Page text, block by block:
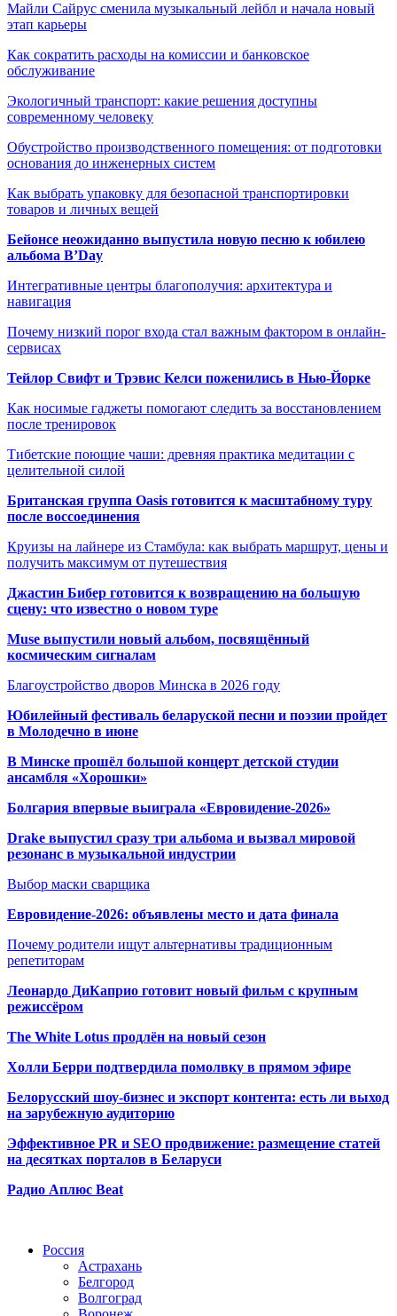
Майли Сайрус сменила музыкальный лейбл и начала новый
этап карьеры
Как сократить расходы на комиссии и банковское
обслуживание
Экологичный транспорт: какие решения доступны
современному человеку
Обустройство производственного помещения: от подготовки
основания до инженерных систем
Как выбрать упаковку для безопасной транспортировки
товаров и личных вещей
Бейонсе неожиданно выпустила новую песню к юбилею
альбома B’Day
Интегративные центры благополучия: архитектура и
навигация
Почему низкий порог входа стал важным фактором в онлайн-
сервисах
Тейлор Свифт и Трэвис Келси поженились в Нью-Йорке
Как носимые гаджеты помогают следить за восстановлением
после тренировок
Тибетские поющие чаши: древняя практика медитации с
целительной силой
Британская группа Oasis готовится к масштабному туру
после воссоединения
Круизы на лайнере из Стамбула: как выбрать маршрут, цены и
получить максимум от путешествия
Джастин Бибер готовится к возвращению на большую
сцену: что известно о новом туре
Muse выпустили новый альбом, посвящённый
космическим сигналам
Благоустройство дворов Минска в 2026 году
Юбилейный фестиваль беларуской песни и поэзии пройдет
в Молодечно в июне
В Минске прошёл большой концерт детской студии
ансамбля «Хорошки»
Болгария впервые выиграла «Евровидение-2026»
Drake выпустил сразу три альбома и вызвал мировой
резонанс в музыкальной индустрии
Выбор маски сварщика
Евровидение-2026: объявлены место и дата финала
Почему родители ищут альтернативы традиционным
репетиторам
Леонардо ДиКаприо готовит новый фильм с крупным
режиссёром
The White Lotus продлён на новый сезон
Холли Берри подтвердила помолвку в прямом эфире
Белорусский шоу-бизнес и экспорт контента: есть ли выход
на зарубежную аудиторию
Эффективное PR и SEO продвижение: размещение статей
на десятках порталов в Беларуси
Радио Аплюс Beat
Россия
Астрахань
Белгород
Волгоград